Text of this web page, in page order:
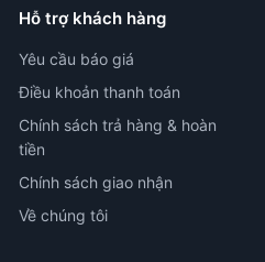
Hỗ trợ khách hàng
Yêu cầu báo giá
Điều khoản thanh toán
Chính sách trả hàng & hoàn
tiền
Chính sách giao nhận
Về chúng tôi